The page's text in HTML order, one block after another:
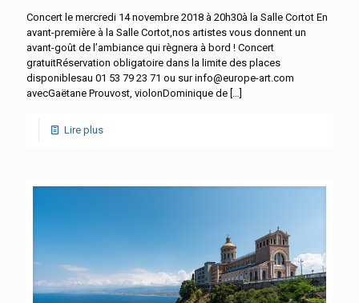
Concert le mercredi 14 novembre 2018 à 20h30à la Salle Cortot En
avant-première à la Salle Cortot,nos artistes vous donnent un
avant-goût de l’ambiance qui règnera à bord ! Concert
gratuitRéservation obligatoire dans la limite des places
disponiblesau 01 53 79 23 71 ou sur info@europe-art.com
avecGaëtane Prouvost, violonDominique de […]
Lire plus